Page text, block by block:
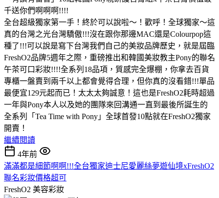
千送你們啊啊啊!!!!
全台超級獨家第一手！終於可以說啦～！歡呼！全球獨家～這
真的台灣之光台灣驕傲!!!沒在跟你那邊MAC還是Colourpop這
種了!!!可以說是寫下台灣我們自己的美妝品牌歷史，就是屆臨
FreshO2品牌5週年之際，重磅推出和韓國美妝教主Pony的聯名
午茶可口彩妝!!!!全系列18品項，質感完全爆棚，你拿去百貨
專櫃一盤賣到兩千以上都會覺得合理，但你真的沒看錯!!!單品
最便宜129元起而已！太太太夠誠意！這也是FreshO2耗時超過
一年與Pony本人以及她的團隊來回溝通一直到最後所誕生的
全系列「Tea Time with Pony」全球首發10點就在FreshO2獨家
開賣！
繼續閱讀
4年前
滿滿都是細節啊啊!!!全台獨家迪士尼愛麗絲夢遊仙境xFreshO2
聯名彩妝價格超可
FreshO2 美容彩妝